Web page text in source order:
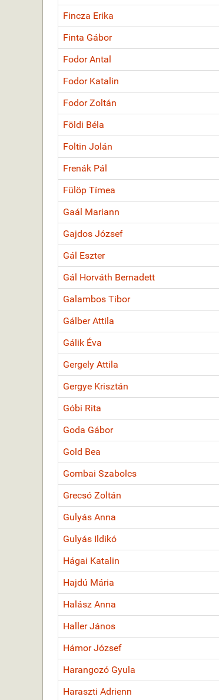
Fincza Erika
Finta Gábor
Fodor Antal
Fodor Katalin
Fodor Zoltán
Földi Béla
Foltin Jolán
Frenák Pál
Fülöp Tímea
Gaál Mariann
Gajdos József
Gál Eszter
Gál Horváth Bernadett
Galambos Tibor
Gálber Attila
Gálik Éva
Gergely Attila
Gergye Krisztán
Góbi Rita
Goda Gábor
Gold Bea
Gombai Szabolcs
Grecsó Zoltán
Gulyás Anna
Gulyás Ildikó
Hágai Katalin
Hajdú Mária
Halász Anna
Haller János
Hámor József
Harangozó Gyula
Haraszti Adrienn